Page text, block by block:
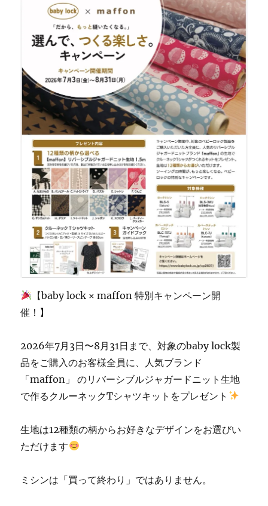
で
き
ま
す
☆
北
九
州
市
の
ミ
シ
ン
専
門
店
「ミ
シ
ン
生
活」
☆JUKI
良
認
定
お
店
【baby lock × maffon 特別キャンペーン開
催！】
2026年7月3日〜8月31日まで、対象のbaby lock製
品をご購入のお客様全員に、人気ブランド
「maffon」 のリバーシブルジャガードニット生地
で作るクルーネックTシャツキットをプレゼント
生地は12種類の柄からお好きなデザインをお選びい
ただけます
ミシンは「買って終わり」ではありません。